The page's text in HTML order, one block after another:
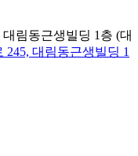
림동근생빌딩 1층 (대
대림동근생빌딩 1